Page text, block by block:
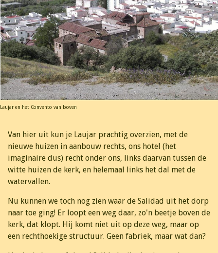
Laujar en het Convento van boven
Van hier uit kun je Laujar prachtig overzien, met de
nieuwe huizen in aanbouw rechts, ons hotel (het
imaginaire dus) recht onder ons, links daarvan tussen de
witte huizen de kerk, en helemaal links het dal met de
watervallen.
Nu kunnen we toch nog zien waar de Salidad uit het dorp
naar toe ging! Er loopt een weg daar, zo'n beetje boven de
kerk, dat klopt. Hij komt niet uit op deze weg, maar op
een rechthoekige structuur. Geen fabriek, maar wat dan?